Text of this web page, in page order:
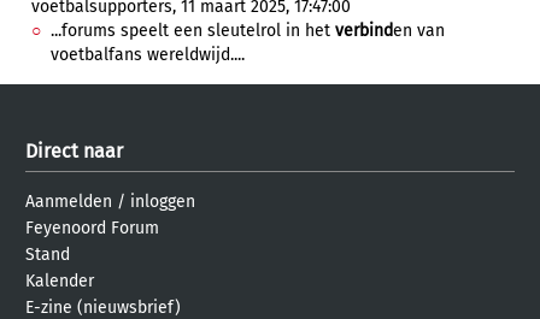
voetbalsupporters, 11 maart 2025, 17:47:00
...forums speelt een sleutelrol in het verbinden van
voetbalfans wereldwijd....
Direct naar
Aanmelden / inloggen
Feyenoord Forum
Stand
Kalender
E-zine (nieuwsbrief)